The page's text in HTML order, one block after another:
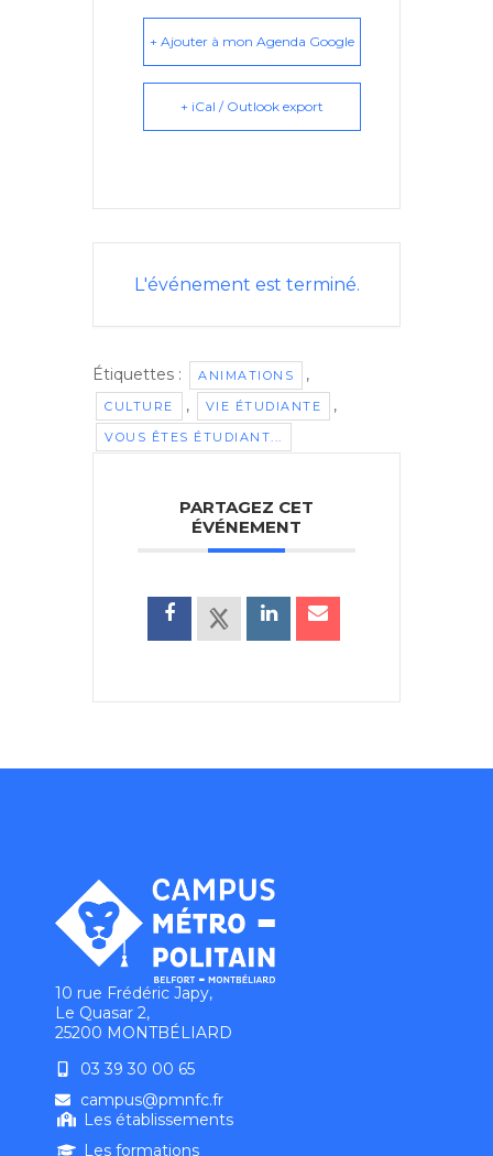
+ Ajouter à mon Agenda Google
+ iCal / Outlook export
L'événement est terminé.
Étiquettes : ANIMATIONS ,
CULTURE , VIE ÉTUDIANTE ,
VOUS ÊTES ÉTUDIANT...
PARTAGEZ CET
ÉVÉNEMENT
10 rue Frédéric Japy,
Le Quasar 2,
25200 MONTBÉLIARD
03 39 30 00 65
campus@pmnfc.fr
Les établissements
Les formations